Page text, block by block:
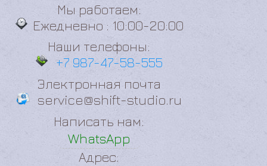
Мы работаем:
Ежедневно : 10:00-20:00
Наши телефоны:
+7 987-47-58-555
Электронная почта
service@shift-studio.ru
Написать нам:
WhatsApp
Адрес: